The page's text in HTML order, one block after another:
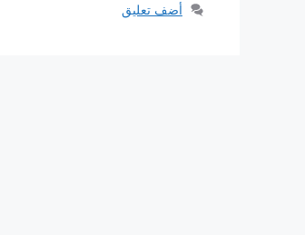
أضف تعليق